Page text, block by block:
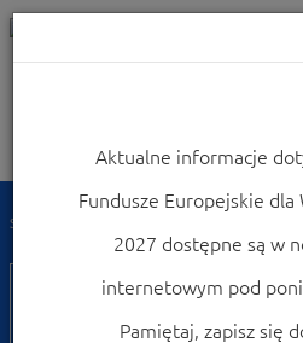
Strona główna
24
Aktualne informacje
Fundusze Europejskie
2027 dostępne są w
internetowym pod
Pamiętaj, zapisz się